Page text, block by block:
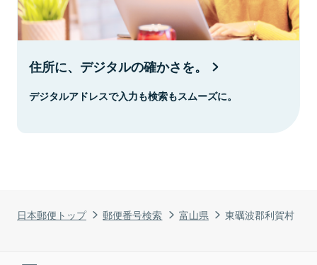
日本郵便トップ 郵便番号検索 富山県 東礪波郡利賀村
住所に、デジタルの確かさを。
デジタルアドレスで入力も検索もスムーズに。